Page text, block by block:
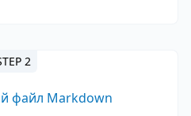
2
файл Markdown